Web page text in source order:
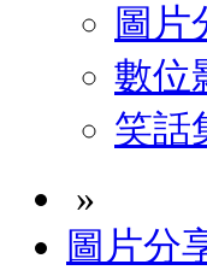
圖片
數位
笑話
»
圖片分